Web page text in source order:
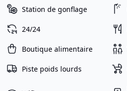
Station de gonflage
24/24
Boutique alimentaire
Piste poids lourds